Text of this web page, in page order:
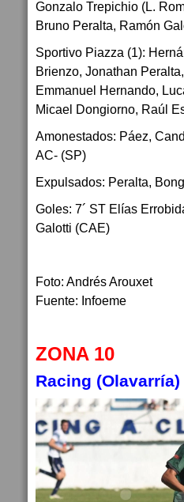
Gonzalo Trepichio (L.
Bruno Peralta, Ramón
Sportivo Piazza (1):
Brienzo, Jonathan
Emmanuel Hernando,
Micael Dongiorno, Raúl
Amonestados: Páez,
AC- (SP)
Expulsados: Peralta,
Goles: 7´ ST Elías
Galotti (CAE)
Foto: Andrés Arouxet
Fuente: Infoeme
ZONA 10
Racing